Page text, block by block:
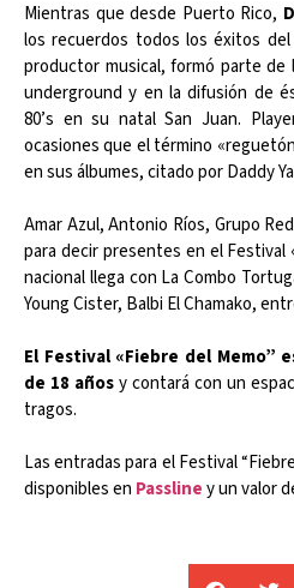
Mientras que desde Puerto Rico,
los recuerdos todos los éxitos
productor musical, formó parte de
underground y en la difusión de
80’s en su natal San Juan.
ocasiones que el término
en sus álbumes, citado por Daddy
Amar Azul, Antonio Ríos, Grupo
para decir presentes en el Festival
nacional llega con La Combo
Young Cister, Balbi El Chamako,
El Festival «Fiebre del Memo”
de 18 añosy contará con un
tragos.
Las entradas para el Festival
disponibles en Passliney un valor